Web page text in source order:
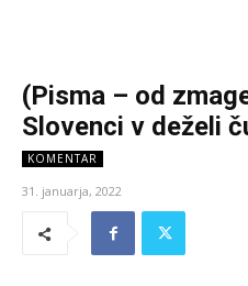
(Pisma – od
Slovenci v deželi
KOMENTAR
31. januarja, 2022